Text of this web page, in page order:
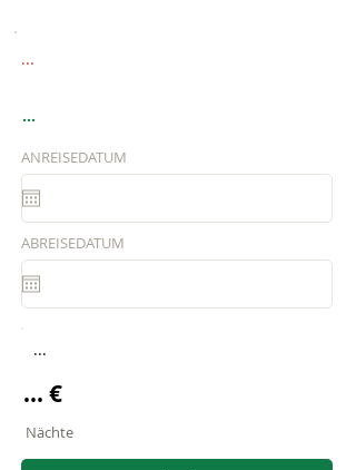
...
...
ANREISEDATUM
ABREISEDATUM
...
... €
Nächte